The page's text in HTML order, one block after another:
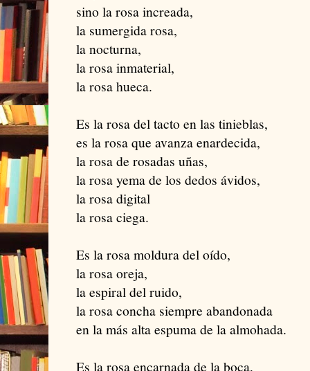
sino la rosa increada,
la sumergida rosa,
la nocturna,
la rosa inmaterial,
la rosa hueca.
Es la rosa del tacto en las tinieblas,
es la rosa que avanza enardecida,
la rosa de rosadas uñas,
la rosa yema de los dedos ávidos,
la rosa digital
la rosa ciega.
Es la rosa moldura del oído,
la rosa oreja,
la espiral del ruido,
la rosa concha siempre abandonada
en la más alta espuma de la almohada.
Es la rosa encarnada de la boca,